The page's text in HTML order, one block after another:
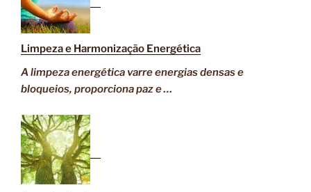
Limpeza e Harmonização Energética
A limpeza energética varre energias densas e
bloqueios, proporciona paz e …